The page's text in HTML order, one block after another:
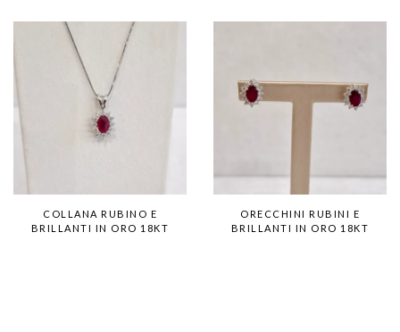
COLLANA RUBINO E
BRILLANTI IN ORO 18KT
ORECCHINI RUBINI E
BRILLANTI IN ORO 18KT